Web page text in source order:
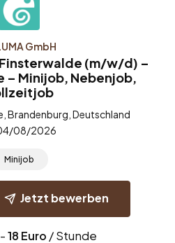
GmbH
(m/w/d) –
– Minijob, Nebenjob,
Brandenburg, Deutschland
08/2026
Minijob
Jetzt bewerben
-18 Euro / Stunde